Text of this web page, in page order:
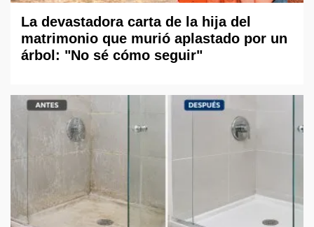
La devastadora carta de la hija del
matrimonio que murió aplastado por un
árbol: "No sé cómo seguir"